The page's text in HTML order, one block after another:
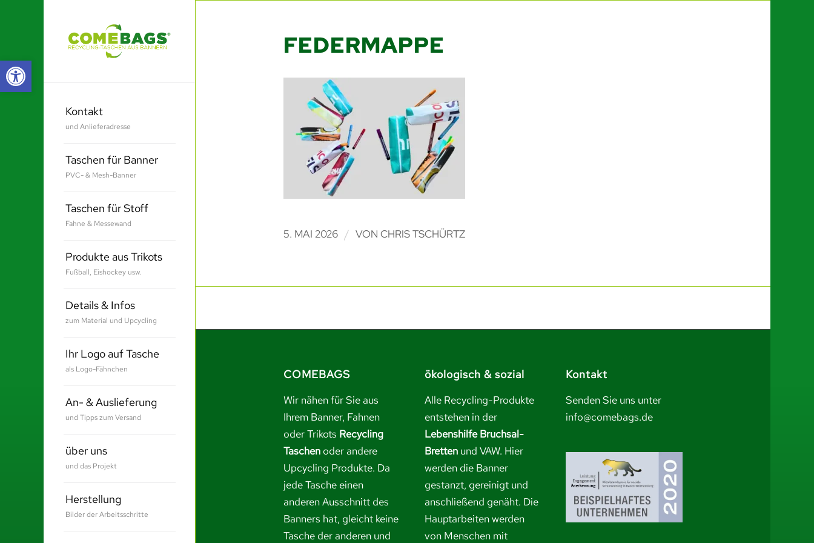
Werkzeugleiste öffnen
Kontakt
und Anlieferadresse
Taschen für Banner
PVC- & Mesh-Banner
Taschen für Stoff
Fahne & Messewand
Produkte aus Trikots
Fußball, Eishockey usw.
Details & Infos
zum Material und Upcycling
Ihr Logo auf Tasche
als Logo-Fähnchen
An- & Auslieferung
und Tipps zum Versand
über uns
und das Projekt
Herstellung
Bilder der Arbeitsschritte
FEDERMAPPE
5. MAI 2026 / VON CHRIS TSCHÜRTZ
COMEBAGS
Wir nähen für Sie aus
Ihrem Banner, Fahnen
oder Trikots Recycling
Taschenoder andere
Upcycling Produkte. Da
jede Tasche einen
anderen Ausschnitt des
Banners hat, gleicht keine
Tasche der anderen und
ökologisch & sozial
Alle Recycling-Produkte
entstehen in der
Lebenshilfe Bruchsal-
Bretten und VAW. Hier
werden die Banner
gestanzt, gereinigt und
anschließend genäht. Die
Hauptarbeiten werden
von Menschen mit
Kontakt
Senden Sie uns unter
info@comebags.de